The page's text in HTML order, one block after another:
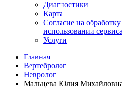
Диагностики
Карта
Согласие на
использовании
Услуги
Главная
Вертебролог
Невролог
Мальцева Юлия Михайловна